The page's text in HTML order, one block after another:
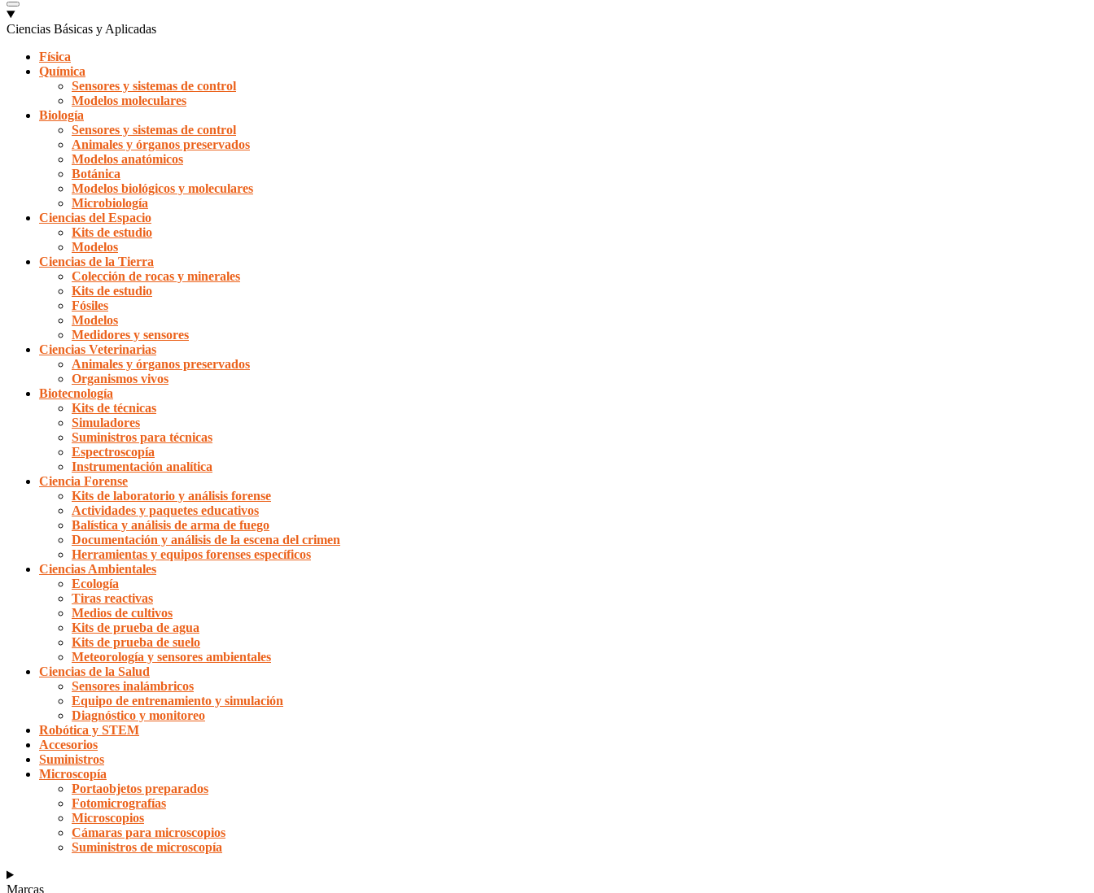
Ciencias Básicas y Aplicadas
Física
Química
Sensores y sistemas de control
Modelos moleculares
Biología
Sensores y sistemas de control
Animales y órganos preservados
Modelos anatómicos
Botánica
Modelos biológicos y moleculares
Microbiología
Ciencias del Espacio
Kits de estudio
Modelos
Ciencias de la Tierra
Colección de rocas y minerales
Kits de estudio
Fósiles
Modelos
Medidores y sensores
Ciencias Veterinarias
Animales y órganos preservados
Organismos vivos
Biotecnología
Kits de técnicas
Simuladores
Suministros para técnicas
Espectroscopía
Instrumentación analítica
Ciencia Forense
Kits de laboratorio y análisis forense
Actividades y paquetes educativos
Balística y análisis de arma de fuego
Documentación y análisis de la escena del crimen
Herramientas y equipos forenses específicos
Ciencias Ambientales
Ecología
Tiras reactivas
Medios de cultivos
Kits de prueba de agua
Kits de prueba de suelo
Meteorología y sensores ambientales
Ciencias de la Salud
Sensores inalámbricos
Equipo de entrenamiento y simulación
Diagnóstico y monitoreo
Robótica y STEM
Accesorios
Suministros
Microscopía
Portaobjetos preparados
Fotomicrografías
Microscopios
Cámaras para microscopios
Suministros de microscopía
Marcas